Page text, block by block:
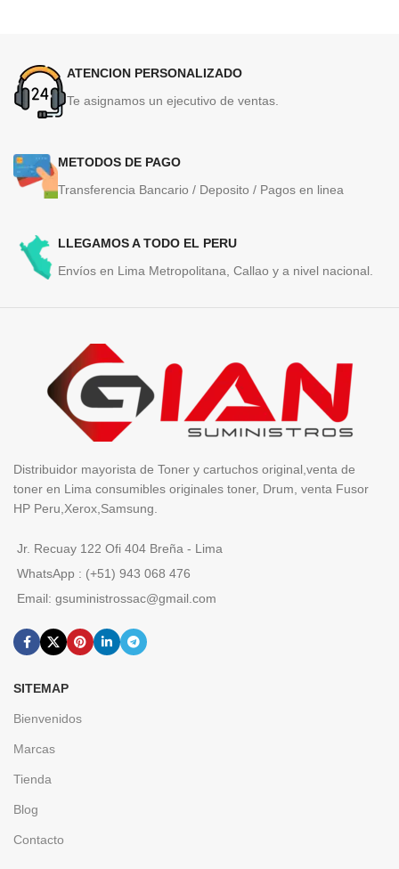
ATENCION PERSONALIZADO
Te asignamos un ejecutivo de ventas.
METODOS DE PAGO
Transferencia Bancario / Deposito / Pagos en linea
LLEGAMOS A TODO EL PERU
Envíos en Lima Metropolitana, Callao y a nivel nacional.
Distribuidor mayorista de Toner y cartuchos original,venta de
toner en Lima consumibles originales toner, Drum, venta Fusor
HP Peru,Xerox,Samsung.
Jr. Recuay 122 Ofi 404 Breña - Lima
WhatsApp : (+51) 943 068 476
Email: gsuministrossac@gmail.com
SITEMAP
Bienvenidos
Marcas
Tienda
Blog
Contacto